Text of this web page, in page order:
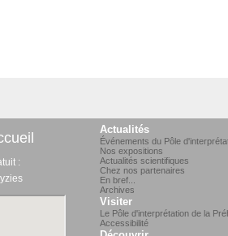
:
Actualités
Événements du Pôle
Nos expositions
Actualités scientifiques
Chez nos partenaires
En bref...
Archives
Visiter
Le Pôle d'interprétation de la
Accessibilité